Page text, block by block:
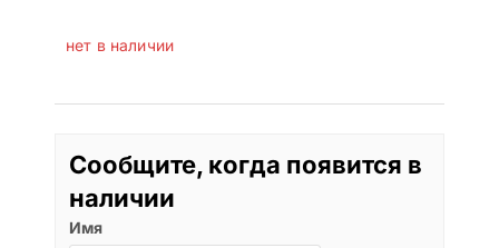
нет в наличии
Сообщите, когда появится в
наличии
Имя